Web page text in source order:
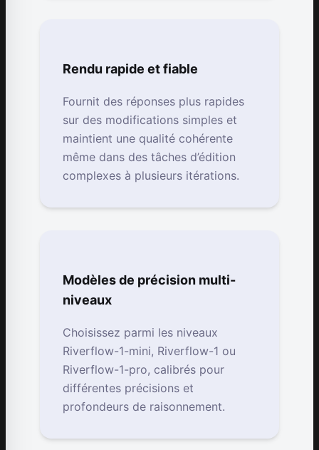
Rendu rapide et fiable
Fournit des réponses plus rapides
sur des modifications simples et
maintient une qualité cohérente
même dans des tâches d’édition
complexes à plusieurs itérations.
Modèles de précision multi-
niveaux
Choisissez parmi les niveaux
Riverflow-1-mini, Riverflow-1 ou
Riverflow-1-pro, calibrés pour
différentes précisions et
profondeurs de raisonnement.